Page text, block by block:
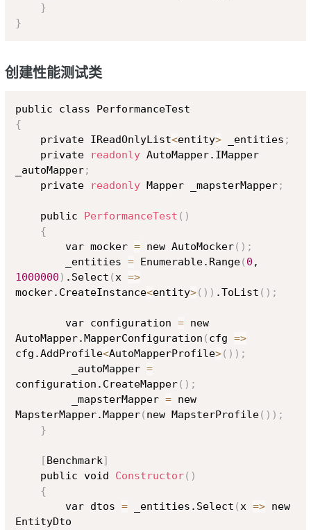
}
}
创建性能测试类
{
    private IReadOnlyList
<entity> _entities ;
    private
readonly AutoMapper.IMapper
_autoMapper;
    private
readonly Mapper _mapsterMapper;
    public
PerformanceTest ( )
{
        var mocker
= new AutoMocker( ) ;
        _entities
= Enumerable.Range( 0
1000000 ) .Select (x =>
mocker.CreateInstance<entity>( )) .ToList ( ) ;
        var configuration
= new
AutoMapper.MapperConfiguration ( cfg =>
cfg.AddProfile<AutoMapperProfile>( )) ;
         _autoMapper
=
configuration.CreateMapper( ) ;
         _mapsterMapper
= new
MapsterMapper.Mapper( new MapsterProfile( )) ;
}
[Benchmark]
    public void
Constructor( )
{
        var dtos
= _entities.Select (x => new
EntityDto